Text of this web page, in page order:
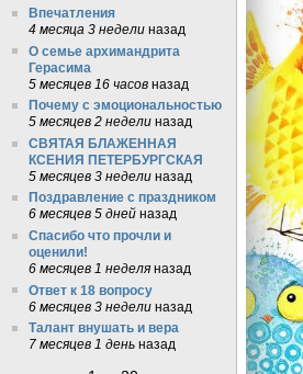
Впечатления
4 месяца 3 неделиназад
О семье архимандрита
Герасима
5 месяцев 16 часовназад
Почему с эмоциональностью
5 месяцев 2 неделиназад
СВЯТАЯ БЛАЖЕННАЯ
КСЕНИЯ ПЕТЕРБУРГСКАЯ
5 месяцев 3 неделиназад
Поздравление с праздником
6 месяцев 5 днейназад
Спасибо что прочли и
оценили!
6 месяцев 1 неделяназад
Ответ к 18 вопросу
6 месяцев 3 неделиназад
Талант внушать и вера
7 месяцев 1 деньназад